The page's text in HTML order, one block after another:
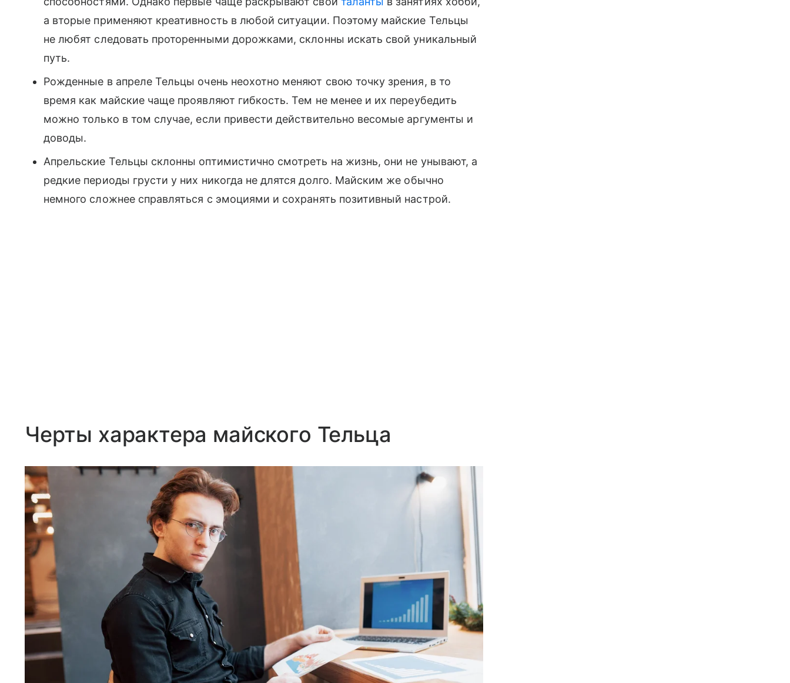
а вторые применяют креативность в любой ситуации. Поэтому майские Тельцы
не любят следовать проторенными дорожками, склонны искать свой уникальный
путь.
Рожденные в апреле Тельцы очень неохотно меняют свою точку зрения, в то
время как майские чаще проявляют гибкость. Тем не менее и их переубедить
можно только в том случае, если привести действительно весомые аргументы и
доводы.
Апрельские Тельцы склонны оптимистично смотреть на жизнь, они не унывают, а
редкие периоды грусти у них никогда не длятся долго. Майским же обычно
немного сложнее справляться с эмоциями и сохранять позитивный настрой.
Черты характера майского Тельца